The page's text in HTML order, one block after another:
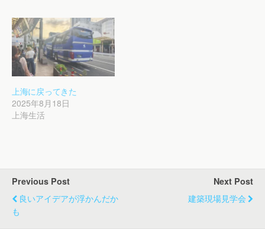
上海に戻ってきた
2025年8月18日
上海生活
Previous Post
良いアイデアが浮かんだか
も
Next Post
建築現場見学会